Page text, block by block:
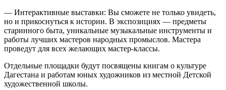
— Интерактивные выставки: Вы сможете не только увидеть,
но и прикоснуться к истории. В экспозициях — предметы
старинного быта, уникальные музыкальные инструменты и
работы лучших мастеров народных промыслов. Мастера
проведут для всех желающих мастер-классы.
Отдельные площадки будут посвящены книгам о культуре
Дагестана и работам юных художников из местной Детской
художественной школы.